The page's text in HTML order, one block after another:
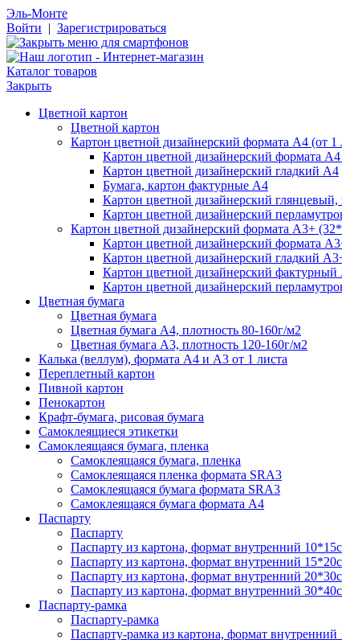
Эль-Монте
Войти | Зарегистрироваться
Каталог товаров
Закрыть
Цветной картон
Цветной картон
Картон цветной дизайнерский формата А4 (от 1
Картон цветной дизайнерский формата А4
Картон цветной дизайнерский гладкий А4
Бумага, картон фактурные А4
Картон цветной дизайнерский
Картон цветной дизайнерский
Картон цветной дизайнерский формата А3+
Картон цветной дизайнерский формата
Картон цветной дизайнерский гладкий
Картон цветной дизайнерский
Картон цветной дизайнерский
Цветная бумага
Цветная бумага
Цветная бумага А4, плотность 80-160г/м2
Цветная бумага А3, плотность 120-160г/м2
Калька (веллум), формата А4 и А3 от 1 листа
Переплетный картон
Пивной картон
Пенокартон
Крафт-бумага, рисовая бумага
Самоклеящиеся этикетки
Самоклеящаяся бумага, пленка
Самоклеящаяся бумага, пленка
Самоклеящаяся пленка формата SRА3
Самоклеящаяся бумага формата SRА3
Самоклеящаяся бумага формата А4
Паспарту
Паспарту
Паспарту из картона, формат внутренний
Паспарту из картона, формат внутренний
Паспарту из картона, формат внутренний
Паспарту из картона, формат внутренний
Паспарту-рамка
Паспарту-рамка
Паспарту-рамка из картона, формат